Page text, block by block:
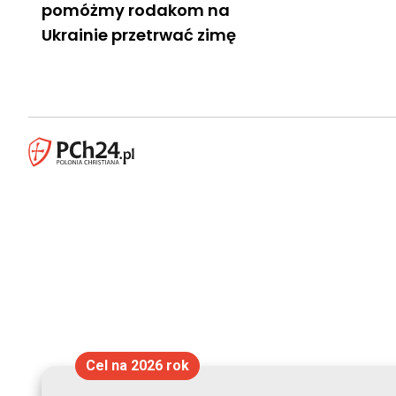
pomóżmy rodakom na
Ukrainie przetrwać zimę
Cel na 2026 rok